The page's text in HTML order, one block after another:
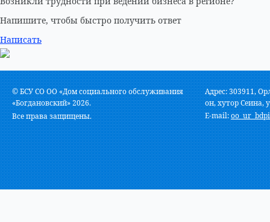
Напишите, чтобы быстро получить ответ
Написать
© БСУ СО ОО «Дом социального обслуживания
«Богдановский» 2026.
Все права защищены.
Адрес: 303911,
он, хутор Сеина,
E-mail: